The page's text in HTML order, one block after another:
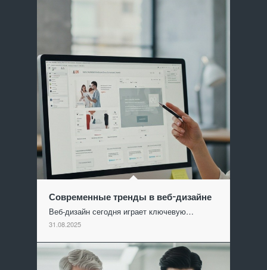
Современные тренды в веб-дизайне
Веб-дизайн сегодня играет ключевую…
31.08.2025